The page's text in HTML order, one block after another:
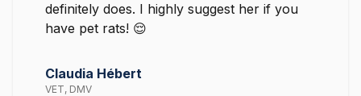
definitely does. I highly suggest her if you
have pet rats! 😌
Claudia Hébert
VET, DMV